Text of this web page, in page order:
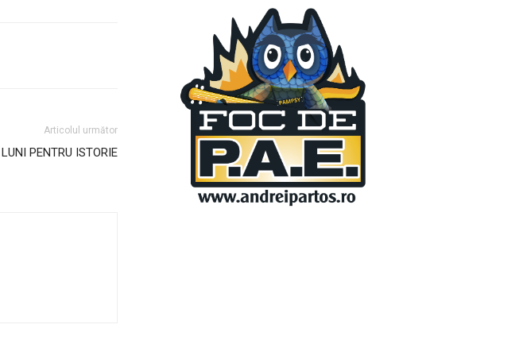
Articolul următor
PENTRU ISTORIE